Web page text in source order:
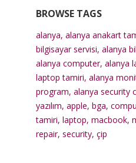
BROWSE TAGS
alanya, alanya anakart
bilgisayar servisi, alanya
alanya computer, alanya
laptop tamiri, alanya
program, alanya security
yazılım, apple, bga,
tamiri, laptop, macbook,
repair, security, çip